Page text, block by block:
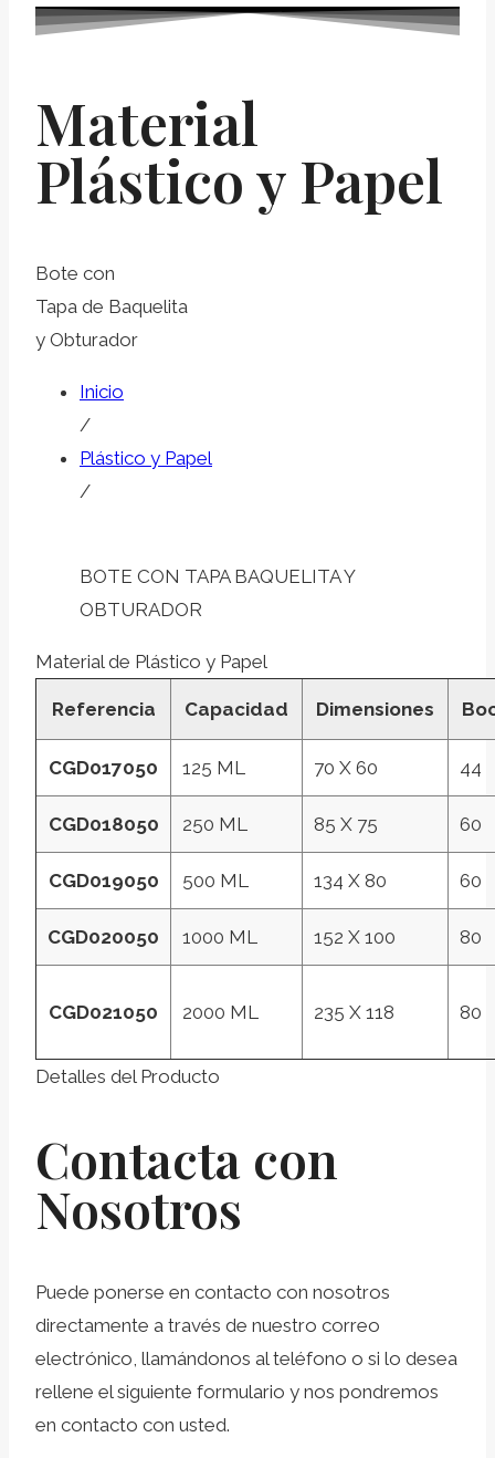
Material
Plástico y Papel
Bote con
Tapa de Baquelita
y Obturador
Inicio
/
Plástico y Papel
/
BOTE CON TAPA BAQUELITA Y
OBTURADOR
Material de Plástico y Papel
Referencia Capacidad Dimensiones
CGD017050 125 ML 70 X 60 44
CGD018050 250 ML 85 X 75 60
CGD019050 500 ML 134 X 80 60
CGD020050 1000 ML 152 X 100 80
CGD021050 2000 ML 235 X 118 80
Detalles del Producto
Contacta con
Nosotros
Puede ponerse en contacto con nosotros
directamente a través de nuestro correo
electrónico, llamándonos al teléfono o si lo desea
rellene el siguiente formulario y nos pondremos
en contacto con usted.